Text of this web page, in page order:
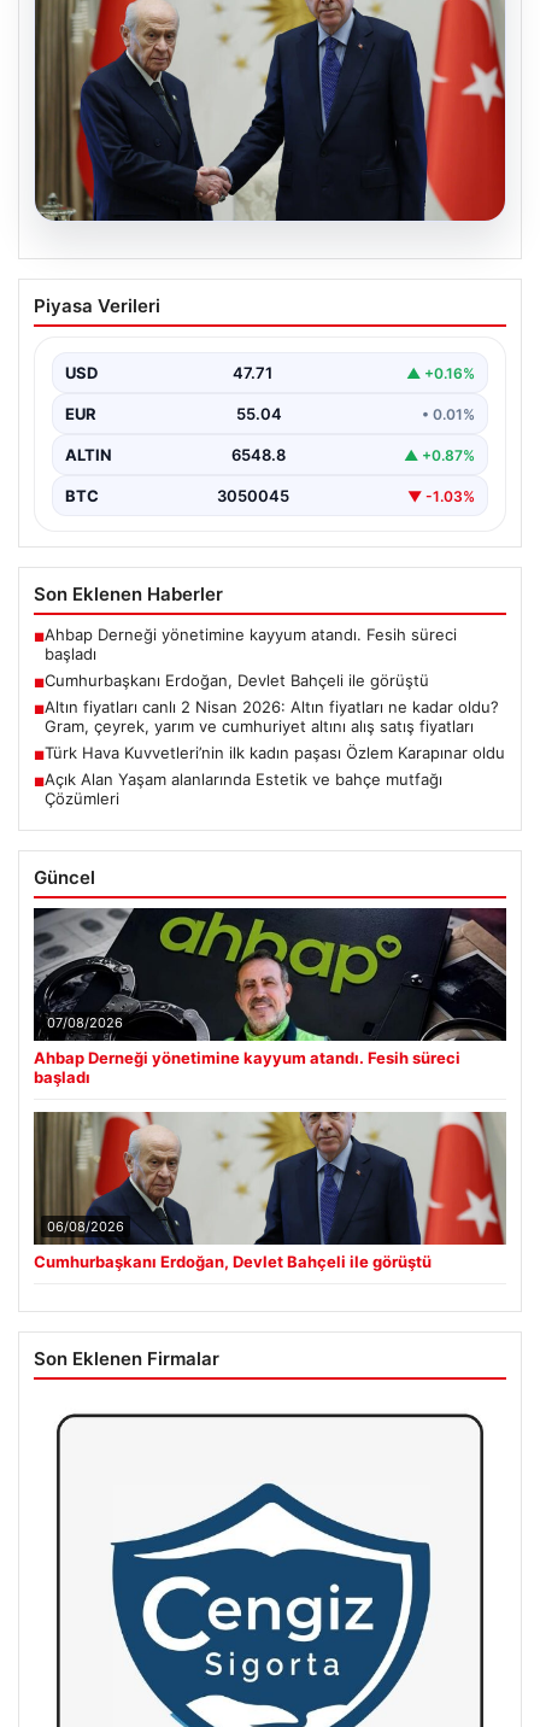
06.08.2026
Cumhurbaşkanı Erdoğan, Devlet
Bahçeli ile görüştü
Piyasa Verileri
USD 47.71 ▲ +0.16%
EUR 55.04 • 0.01%
ALTIN 6548.8 ▲ +0.87%
BTC 3050045 ▼ -1.03%
Son Eklenen Haberler
■Ahbap Derneği yönetimine kayyum atandı. Fesih süreci
başladı
■Cumhurbaşkanı Erdoğan, Devlet Bahçeli ile görüştü
■Altın fiyatları canlı 2 Nisan 2026: Altın fiyatları ne kadar oldu?
Gram, çeyrek, yarım ve cumhuriyet altını alış satış fiyatları
■Türk Hava Kuvvetleri’nin ilk kadın paşası Özlem Karapınar oldu
■Açık Alan Yaşam alanlarında Estetik ve bahçe mutfağı
Çözümleri
Güncel
07/08/2026
Ahbap Derneği yönetimine kayyum atandı. Fesih süreci
başladı
06/08/2026
Cumhurbaşkanı Erdoğan, Devlet Bahçeli ile görüştü
Son Eklenen Firmalar